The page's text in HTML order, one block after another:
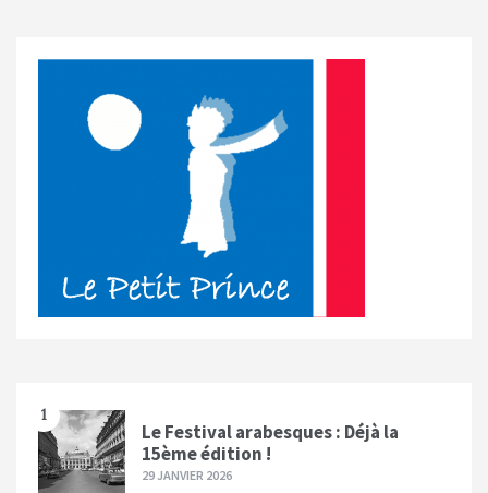
1
Le Festival arabesques : Déjà la
15ème édition !
29 JANVIER 2026